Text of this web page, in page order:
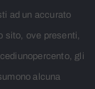
ad un accurato
sito, ove presenti,
gli
alcuna